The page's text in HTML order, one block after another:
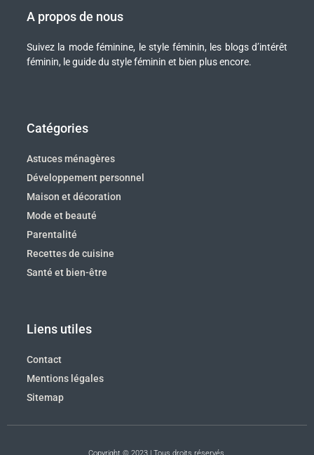
A propos de nous
Suivez la mode féminine, le style féminin, les blogs d’intérêt
féminin, le guide du style féminin et bien plus encore.
Catégories
Astuces ménagères
Développement personnel
Maison et décoration
Mode et beauté
Parentalité
Recettes de cuisine
Santé et bien-être
Liens utiles
Contact
Mentions légales
Sitemap